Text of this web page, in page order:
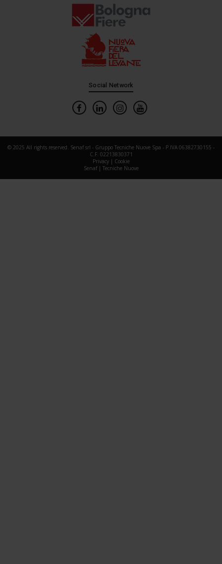
Social Network
© 2025 All rights reserved. Senaf srl - Gruppo Tecniche Nuove Spa - P.IVA 06382730155 -
C.F. 02213830371
Privacy| Cookie
Senaf| Tecniche Nuove